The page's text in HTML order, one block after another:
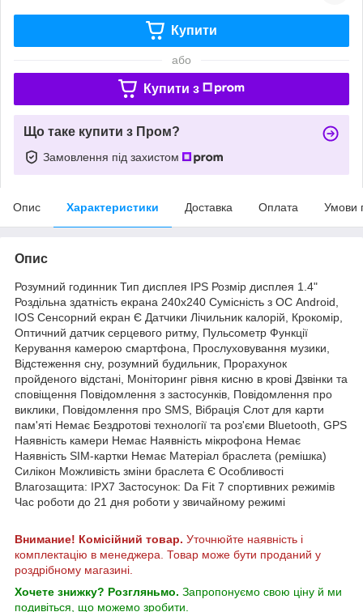
Купити
або
Купити з
Що таке купити з Пром?
Замовлення під захистом
Опис Характеристики Доставка Оплата Умови
Опис
Розумний годинник Тип дисплея IPS Розмір дисплея 1.4"
Роздільна здатність екрана 240x240 Сумісність з ОС Android,
IOS Сенсорний екран Є Датчики Лічильник калорій, Крокомір,
Оптичний датчик серцевого ритму, Пульсометр Функції
Керування камерою смартфона, Прослуховування музики,
Відстеження сну, розумний будильник, Прорахунок
пройденого відстані, Моніторинг рівня кисню в крові Дзвінки та
сповіщення Повідомлення з застосунків, Повідомлення про
виклики, Повідомлення про SMS, Вібрація Слот для карти
пам'яті Немає Бездротові технології та роз'єми Bluetooth, GPS
Наявність камери Немає Наявність мікрофона Немає
Наявність SIM-картки Немає Матеріал браслета (ремішка)
Силікон Можливість зміни браслета Є Особливості
Влагозащита: IPX7 Застосунок: Da Fit 7 спортивних режимів
Час роботи до 21 дня роботи у звичайному режимі
Внимание! Комісійний товар. Уточнюйте наявність і
комплектацію в менеджера. Товар може бути проданий у
роздрібному магазині.
Хочете знижку? Розгляньмо. Запропонуємо свою ціну й ми
подивіться, що можемо зробити.